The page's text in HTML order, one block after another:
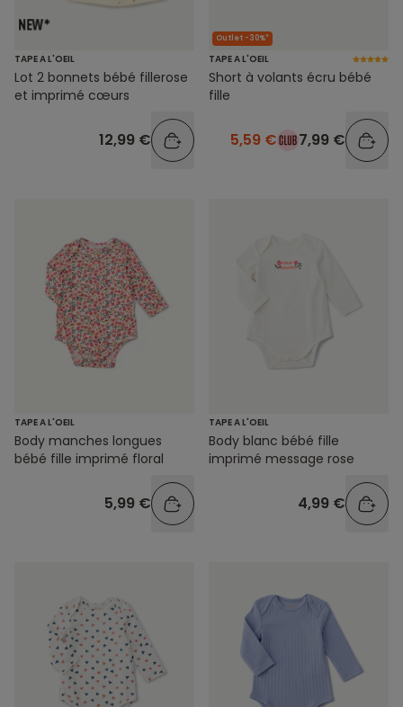
TAPE A L'OEIL
Lot 2 bonnets bébé fillerose
et imprimé cœurs
12,99 €
Outlet -30%*
TAPE A L'OEIL
Short à volants écru bébé
fille
5,59 € 7,99 €
TAPE A L'OEIL
Body manches longues
bébé fille imprimé floral
5,99 €
TAPE A L'OEIL
Body blanc bébé fille
imprimé message rose
4,99 €